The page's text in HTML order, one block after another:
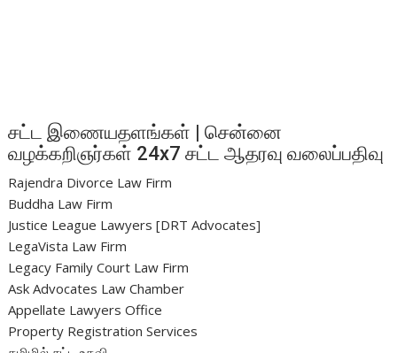
சட்ட இணையதளங்கள் | சென்னை
வழக்கறிஞர்கள் 24x7 சட்ட ஆதரவு வலைப்பதிவு
Rajendra Divorce Law Firm
Buddha Law Firm
Justice League Lawyers [DRT Advocates]
LegaVista Law Firm
Legacy Family Court Law Firm
Ask Advocates Law Chamber
Appellate Lawyers Office
Property Registration Services